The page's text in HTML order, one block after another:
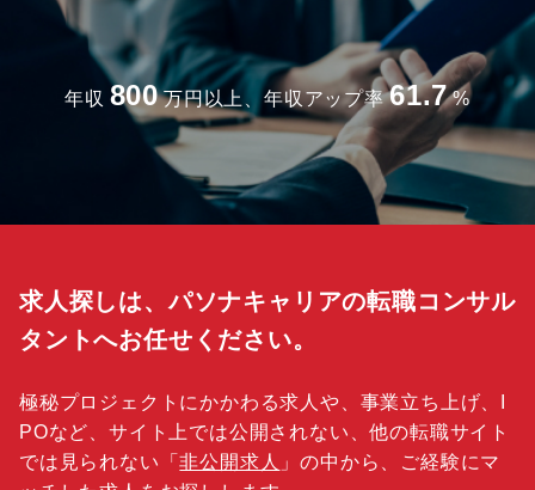
年収 800 万円以上、年収アップ率 61.7 %
求人探しは、パソナキャリアの転職コンサル
タントへお任せください。
極秘プロジェクトにかかわる求人や、事業立ち上げ、I
POなど、サイト上では公開されない、他の転職サイト
では見られない「非公開求人 」の中から、ご経験にマ